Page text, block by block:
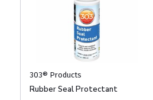
303® Products
Rubber Seal Protectant